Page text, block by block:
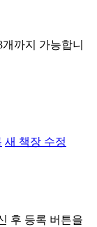
까지 가능합니
새 책장 수정
후 등록 버튼을